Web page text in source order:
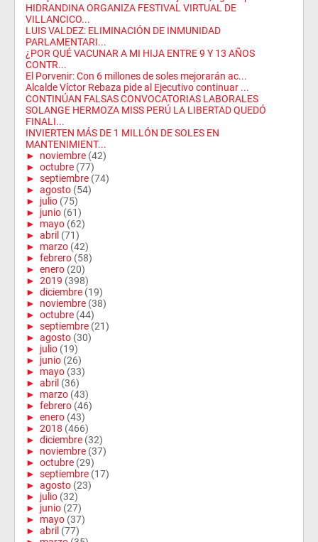
HIDRANDINA ORGANIZA FESTIVAL VIRTUAL DE
VILLANCICO...
LUIS VALDEZ: ELIMINACIÓN DE INMUNIDAD
PARLAMENTARI...
¿POR QUÉ VACUNAR A MI HIJA ENTRE 9 Y 13 AÑOS
CONTR...
El Porvenir: Con 6 millones de soles mejorarán ac...
Alcalde Víctor Rebaza pide al Ejecutivo continuar ...
CONTINÚAN FALSAS CONVOCATORIAS LABORALES
SOLANGE HERMOZA MISS PERÚ LA LIBERTAD QUEDÓ
FINALI...
INVIERTEN MÁS DE 1 MILLÓN DE SOLES EN
MANTENIMIENT...
► noviembre (42)
► octubre (77)
► septiembre (74)
► agosto (54)
► julio (75)
► junio (61)
► mayo (62)
► abril (71)
► marzo (42)
► febrero (58)
► enero (20)
► 2019 (398)
► diciembre (19)
► noviembre (38)
► octubre (44)
► septiembre (21)
► agosto (30)
► julio (19)
► junio (26)
► mayo (33)
► abril (36)
► marzo (43)
► febrero (46)
► enero (43)
► 2018 (466)
► diciembre (32)
► noviembre (37)
► octubre (29)
► septiembre (17)
► agosto (23)
► julio (32)
► junio (27)
► mayo (37)
► abril (77)